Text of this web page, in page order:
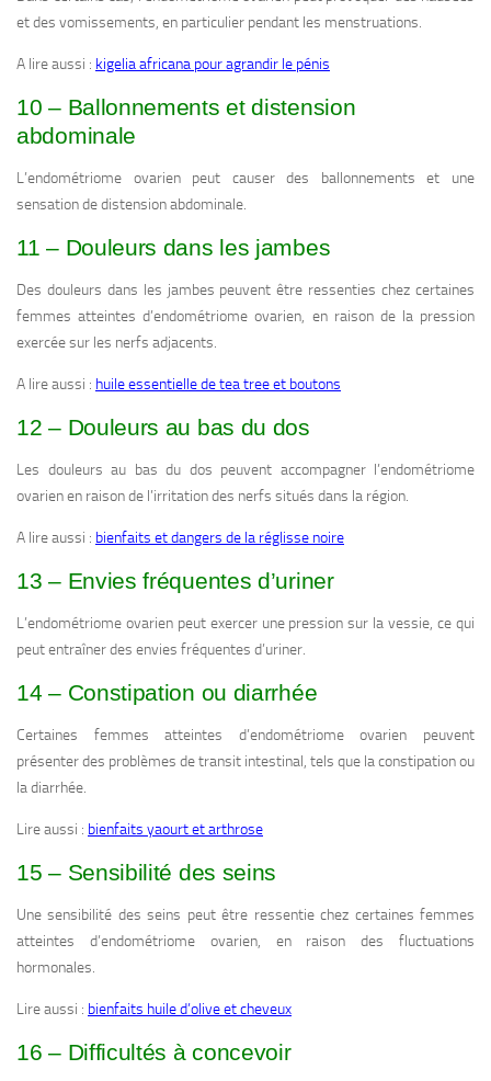
et des vomissements, en particulier pendant les menstruations.
A lire aussi : kigelia africana pour agrandir le pénis
10 – Ballonnements et distension
abdominale
L’endométriome ovarien peut causer des ballonnements et une
sensation de distension abdominale.
11 – Douleurs dans les jambes
Des douleurs dans les jambes peuvent être ressenties chez certaines
femmes atteintes d’endométriome ovarien, en raison de la pression
exercée sur les nerfs adjacents.
A lire aussi : huile essentielle de tea tree et boutons
12 – Douleurs au bas du dos
Les douleurs au bas du dos peuvent accompagner l’endométriome
ovarien en raison de l’irritation des nerfs situés dans la région.
A lire aussi : bienfaits et dangers de la réglisse noire
13 – Envies fréquentes d’uriner
L’endométriome ovarien peut exercer une pression sur la vessie, ce qui
peut entraîner des envies fréquentes d’uriner.
14 – Constipation ou diarrhée
Certaines femmes atteintes d’endométriome ovarien peuvent
présenter des problèmes de transit intestinal, tels que la constipation ou
la diarrhée.
Lire aussi : bienfaits yaourt et arthrose
15 – Sensibilité des seins
Une sensibilité des seins peut être ressentie chez certaines femmes
atteintes d’endométriome ovarien, en raison des fluctuations
hormonales.
Lire aussi : bienfaits huile d’olive et cheveux
16 – Difficultés à concevoir